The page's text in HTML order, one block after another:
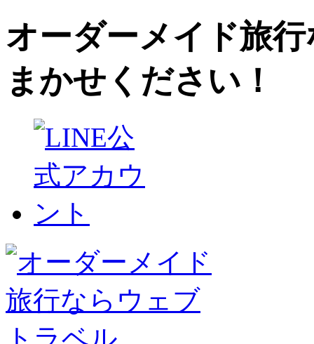
オーダーメイド旅
まかせください！